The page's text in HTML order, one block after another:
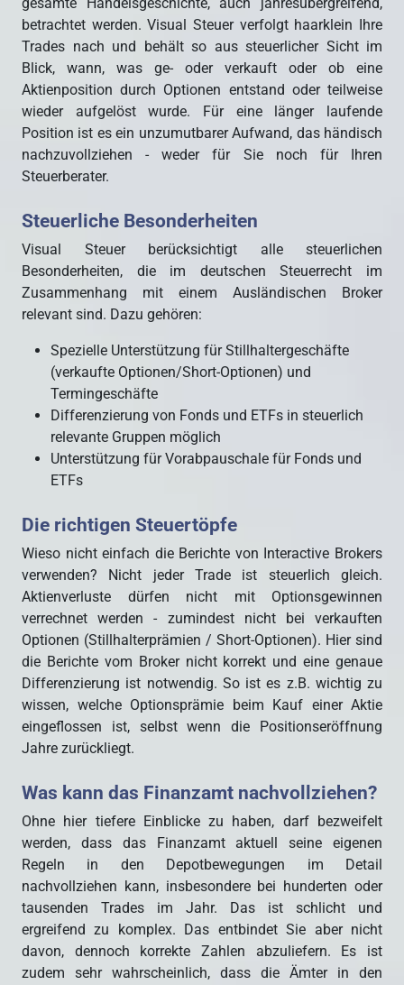
betrachtet werden. Visual Steuer verfolgt haarklein Ihre
Trades nach und behält so aus steuerlicher Sicht im
Blick, wann, was ge- oder verkauft oder ob eine
Aktienposition durch Optionen entstand oder teilweise
wieder aufgelöst wurde. Für eine länger laufende
Position ist es ein unzumutbarer Aufwand, das händisch
nachzuvollziehen - weder für Sie noch für Ihren
Steuerberater.
Steuerliche Besonderheiten
Visual Steuer berücksichtigt alle steuerlichen
Besonderheiten, die im deutschen Steuerrecht im
Zusammenhang mit einem Ausländischen Broker
relevant sind. Dazu gehören:
Spezielle Unterstützung für Stillhaltergeschäfte
(verkaufte Optionen/Short-Optionen) und
Termingeschäfte
Differenzierung von Fonds und ETFs in steuerlich
relevante Gruppen möglich
Unterstützung für Vorabpauschale für Fonds und
ETFs
Die richtigen Steuertöpfe
Wieso nicht einfach die Berichte von Interactive Brokers
verwenden? Nicht jeder Trade ist steuerlich gleich.
Aktienverluste dürfen nicht mit Optionsgewinnen
verrechnet werden - zumindest nicht bei verkauften
Optionen (Stillhalterprämien / Short-Optionen). Hier sind
die Berichte vom Broker nicht korrekt und eine genaue
Differenzierung ist notwendig. So ist es z.B. wichtig zu
wissen, welche Optionsprämie beim Kauf einer Aktie
eingeflossen ist, selbst wenn die Positionseröffnung
Jahre zurückliegt.
Was kann das Finanzamt nachvollziehen?
Ohne hier tiefere Einblicke zu haben, darf bezweifelt
werden, dass das Finanzamt aktuell seine eigenen
Regeln in den Depotbewegungen im Detail
nachvollziehen kann, insbesondere bei hunderten oder
tausenden Trades im Jahr. Das ist schlicht und
ergreifend zu komplex. Das entbindet Sie aber nicht
davon, dennoch korrekte Zahlen abzuliefern. Es ist
zudem sehr wahrscheinlich, dass die Ämter in den